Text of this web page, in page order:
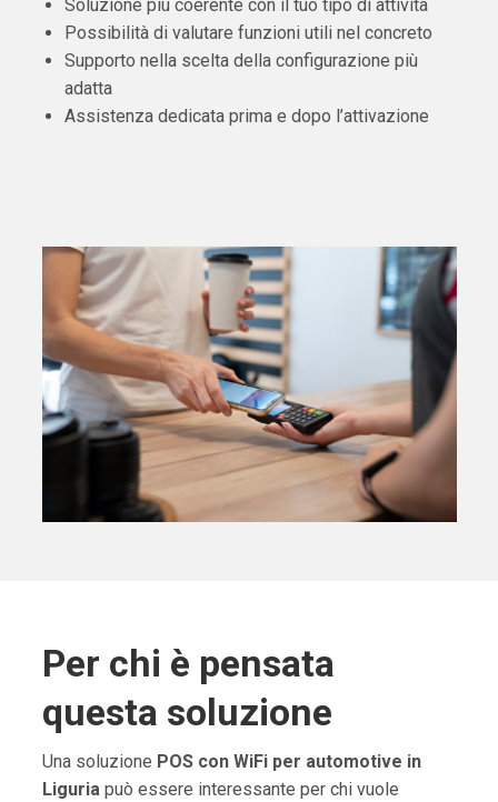
Soluzione più coerente con il tuo tipo di attività
Possibilità di valutare funzioni utili nel concreto
Supporto nella scelta della configurazione più
adatta
Assistenza dedicata prima e dopo l’attivazione
Per chi è pensata
questa soluzione
Una soluzione POS con WiFi per automotive in
Liguriapuò essere interessante per chi vuole